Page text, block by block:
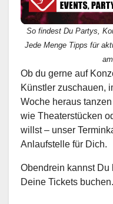
So findest Du Partys,
Jede Menge Tipps für
Ob du gerne auf
Künstler zuschauen,
Woche heraus
wie Theaterstücken
willst – unser
Anlaufstelle für Dich.
Obendrein kannst Du
Deine Tickets buchen.